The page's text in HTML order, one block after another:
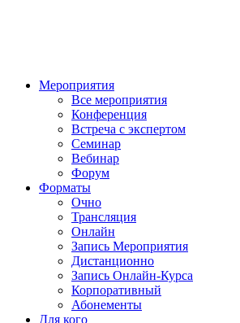
Мероприятия
Все мероприятия
Конференция
Встреча с экспертом
Семинар
Вебинар
Форум
Форматы
Очно
Трансляция
Онлайн
Запись Мероприятия
Дистанционно
Запись Онлайн-Курса
Корпоративный
Абонементы
Для кого